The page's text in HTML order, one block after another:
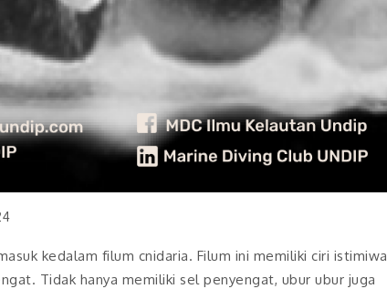
kedalam filum cnidaria. Filum ini memiliki ciri istimiwa
Tidak hanya memiliki sel penyengat, ubur ubur juga